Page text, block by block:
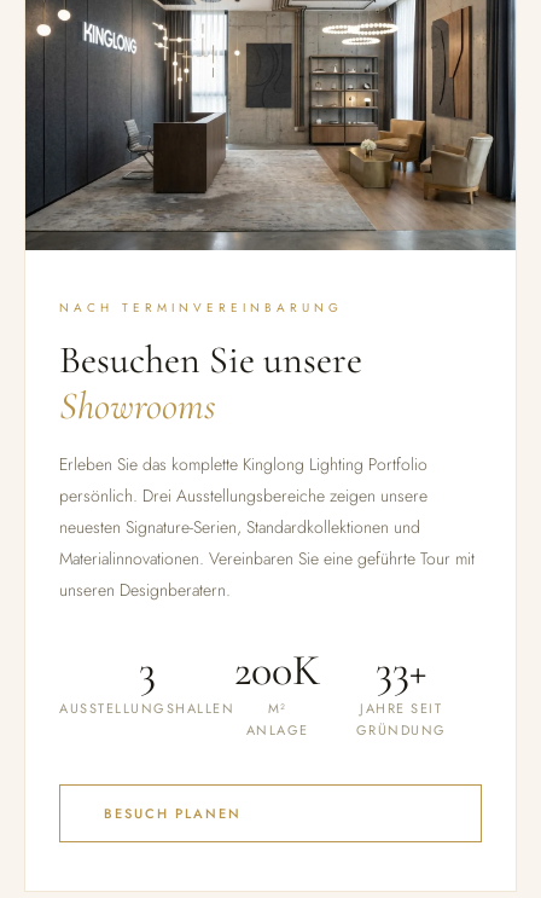
NACH TERMINVEREINBARUNG
Besuchen Sie unsere
Showrooms
Erleben Sie das komplette Kinglong Lighting Portfolio
persönlich. Drei Ausstellungsbereiche zeigen unsere
neuesten Signature-Serien, Standardkollektionen und
Materialinnovationen. Vereinbaren Sie eine geführte Tour mit
unseren Designberatern.
3
AUSSTELLUNGSHALLEN
200K
M²
ANLAGE
33+
JAHRE SEIT
GRÜNDUNG
BESUCH PLANEN